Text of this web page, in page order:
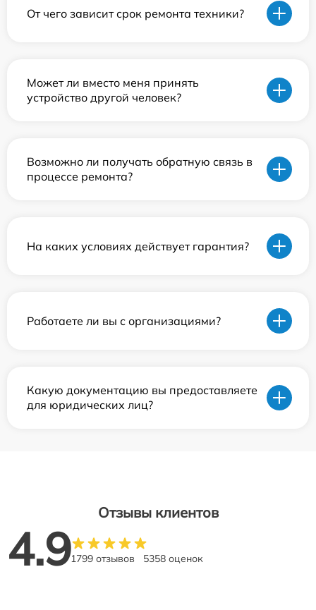
От чего зависит срок ремонта техники?
Может ли вместо меня принять
устройство другой человек?
Возможно ли получать обратную связь в
процессе ремонта?
На каких условиях действует гарантия?
Работаете ли вы с организациями?
Какую документацию вы предоставляете
для юридических лиц?
Отзывы клиентов
4.91799 отзывов 5358 оценок